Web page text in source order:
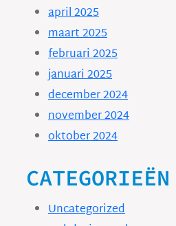
april 2025
maart 2025
februari 2025
januari 2025
december 2024
november 2024
oktober 2024
CATEGORIEËN
Uncategorized